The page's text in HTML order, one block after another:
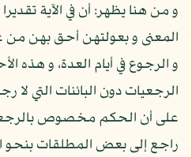
و من هنا يظهر: أن في الآية
المعنى و بعولتهن أحق بهن
و الرجوع في أيام العدة، و هذه
الرجعيات دون البائنات التي لا
على أن الحكم مخصوص
راجع إلى بعض المطلقات بنحو